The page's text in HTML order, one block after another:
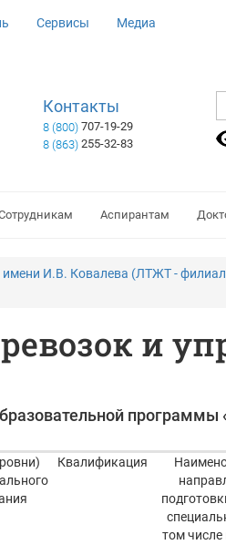
Сервисы Медиа
Контакты
8 (800) 707-19-29
8 (863) 255-32-83
Аспирантам
имени И.В. Ковалева (ЛТЖТ -
и
Квалификация
том числе